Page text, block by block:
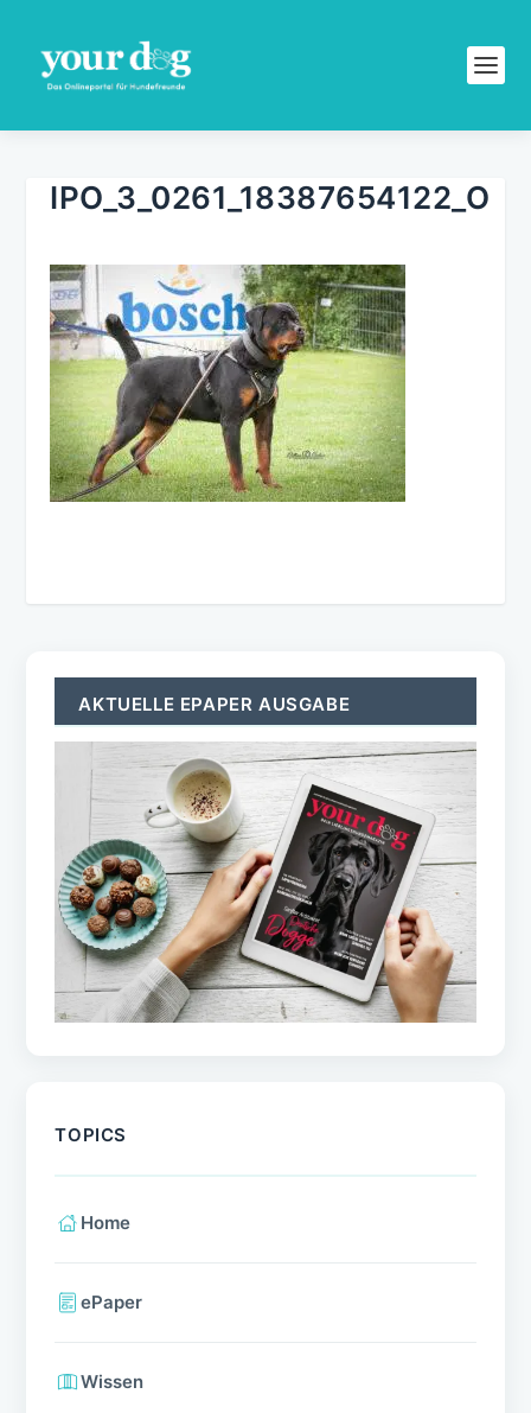
IPO_3_0261_18387654122_O
AKTUELLE EPAPER AUSGABE
TOPICS
Home
ePaper
Wissen